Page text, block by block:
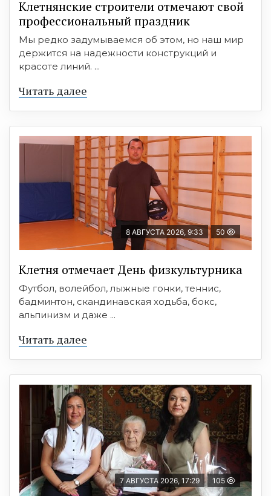
Клетнянские строители отмечают свой
профессиональный праздник
Мы редко задумываемся об этом, но наш мир
держится на надежности конструкций и
красоте линий. ...
Читать далее
8 АВГУСТА 2026, 9:33 50
Клетня отмечает День физкультурника
Футбол, волейбол, лыжные гонки, теннис,
бадминтон, скандинавская ходьба, бокс,
альпинизм и даже ...
Читать далее
7 АВГУСТА 2026, 17:29 105